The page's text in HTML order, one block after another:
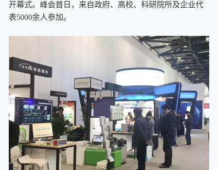
开幕式。峰会首日，来自政府、高校、科研院所及企业代
表5000余人参加。